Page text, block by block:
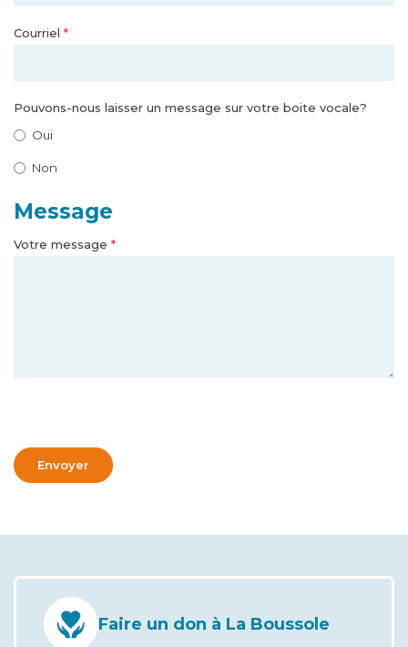
Courriel *
Pouvons-nous laisser un message sur votre boite vocale?
Oui
Non
Message
Votre message *
Envoyer
Faire un don à La Boussole